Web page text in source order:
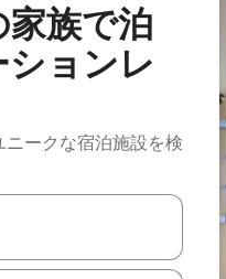
族で泊
ョンレ
ークな宿泊施設を検
下の矢印キーを使って移動す